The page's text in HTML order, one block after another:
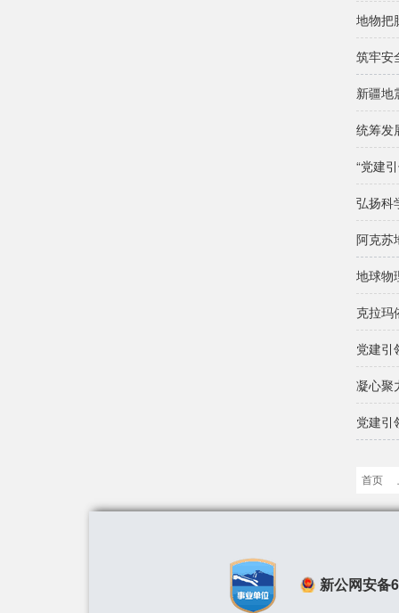
地物把
筑牢安
新疆地
“党建
弘扬科
阿克苏
地球物
克拉玛
凝心聚
党建引
首页
新公网安备